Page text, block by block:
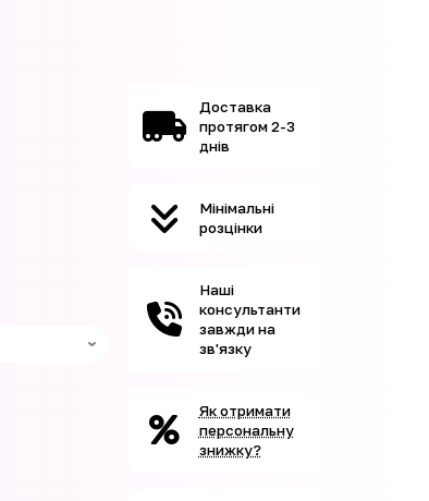
Доставка
протягом 2-3
днів
Мінімальні
розцінки
Наші
консультанти
завжди на
зв'язку
Як отримати
персональну
знижку?